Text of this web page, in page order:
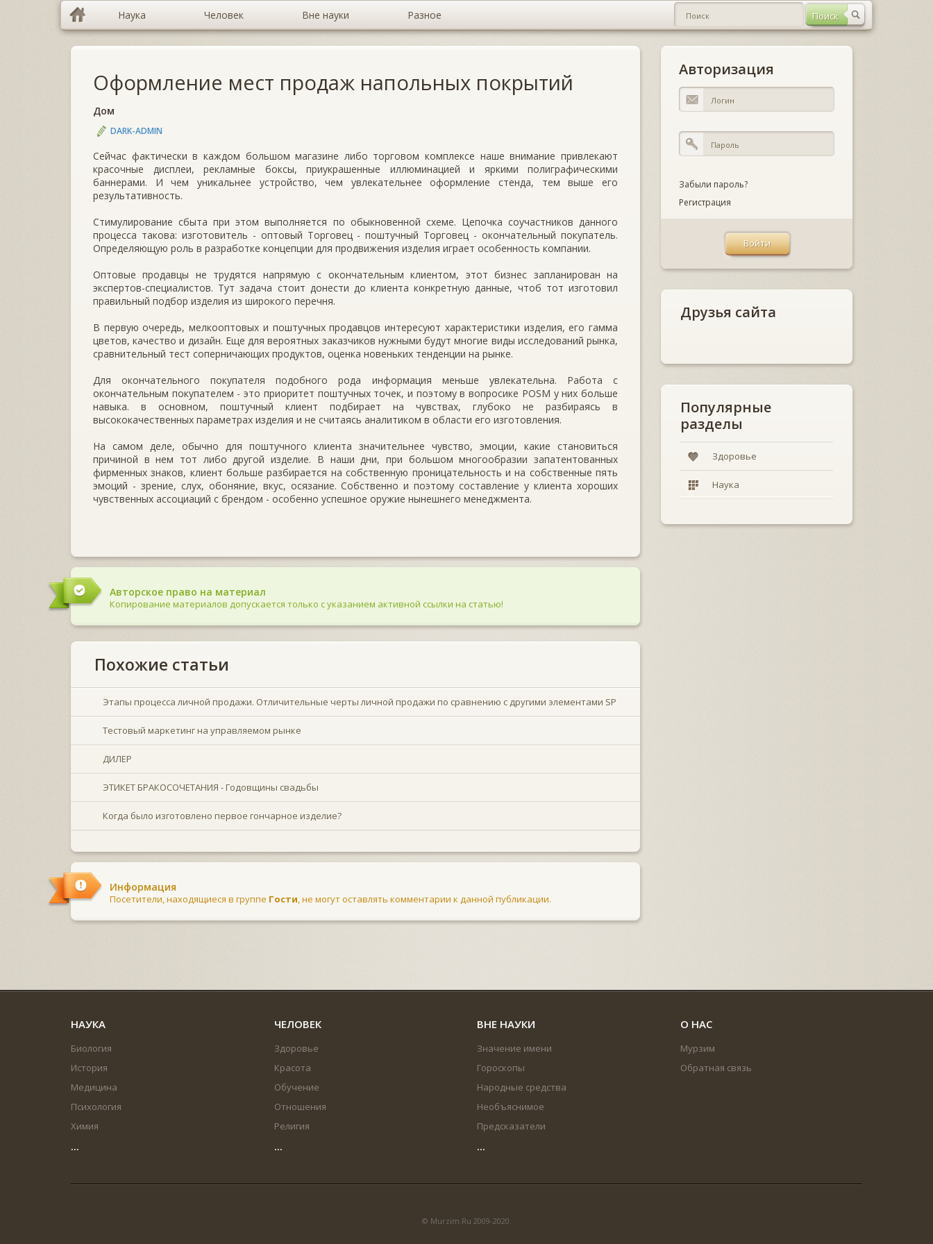
Наука Человек Вне науки Разное
Оформление мест продаж напольных покрытий
Дом
DARK-ADMIN
Сейчас фактически в каждом большом магазине либо торговом комплексе наше внимание привлекают
красочные дисплеи, рекламные боксы, приукрашенные иллюминацией и яркими полиграфическими
баннерами. И чем уникальнее устройство, чем увлекательнее оформление стенда, тем выше его
результативность.
Стимулирование сбыта при этом выполняется по обыкновенной схеме. Цепочка соучастников данного
процесса такова: изготовитель - оптовый Торговец - поштучный Торговец - окончательный покупатель.
Определяющую роль в разработке концепции для продвижения изделия играет особенность компании.
Оптовые продавцы не трудятся напрямую с окончательным клиентом, этот бизнес запланирован на
экспертов-специалистов. Тут задача стоит донести до клиента конкретную данные, чтоб тот изготовил
правильный подбор изделия из широкого перечня.
В первую очередь, мелкооптовых и поштучных продавцов интересуют характеристики изделия, его гамма
цветов, качество и дизайн. Еще для вероятных заказчиков нужными будут многие виды исследований рынка,
сравнительный тест соперничающих продуктов, оценка новеньких тенденции на рынке.
Для окончательного покупателя подобного рода информация меньше увлекательна. Работа с
окончательным покупателем - это приоритет поштучных точек, и поэтому в вопросике POSM у них больше
навыка. в основном, поштучный клиент подбирает на чувствах, глубоко не разбираясь в
высококачественных параметрах изделия и не считаясь аналитиком в области его изготовления.
На самом деле, обычно для поштучного клиента значительнее чувство, эмоции, какие становиться
причиной в нем тот либо другой изделие. В наши дни, при большом многообразии запатентованных
фирменных знаков, клиент больше разбирается на собственную проницательность и на собственные пять
эмоций - зрение, слух, обоняние, вкус, осязание. Собственно и поэтому составление у клиента хороших
чувственных ассоциаций с брендом - особенно успешное оружие нынешнего менеджмента.
Авторское право на материал
Копирование материалов допускается только с указанием активной ссылки на статью!
Похожие статьи
Этапы процесса личной продажи. Отличительные черты личной продажи по сравнению с другими элементами SP
Тестовый маркетинг на управляемом рынке
ДИЛЕР
ЭТИКЕТ БРАКОСОЧЕТАНИЯ - Годовщины свадьбы
Когда было изготовлено первое гончарное изделие?
Информация
Посетители, находящиеся в группе Гости, не могут оставлять комментарии к данной публикации.
Авторизация
Забыли пароль?
Регистрация
Друзья сайта
Популярные
разделы
Здоровье
Наука
НАУКА
Биология
История
Медицина
Психология
Химия
...
ЧЕЛОВЕК
Здоровье
Красота
Обучение
Отношения
Религия
...
ВНЕ НАУКИ
Значение имени
Гороскопы
Народные средства
Необъяснимое
Предсказатели
...
О НАС
Мурзим
Обратная связь
© Murzim.Ru 2009-2020.